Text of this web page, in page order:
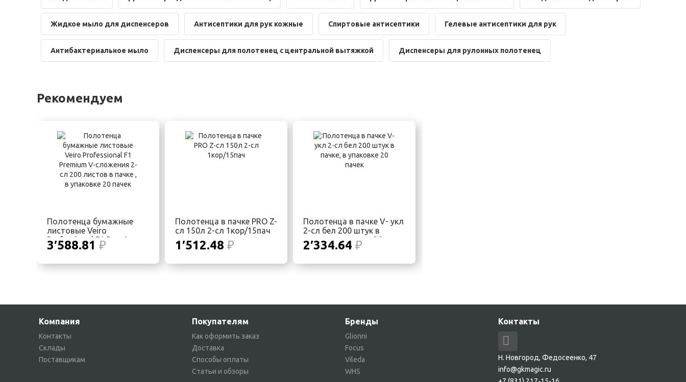
Жидкое мыло для диспенсеров Антисептики для рук кожные Спиртовые антисептики Гелевые антисептики для рук
Антибактериальное мыло Диспенсеры для полотенец с центральной вытяжкой Диспенсеры для рулонных полотенец
Рекомендуем
Полотенца бумажные
листовые Veiro
Professional F1 Premium
V-сложения 2-сл 200
упаковке 20 пачек
3′588.81 ₽
Полотенца в пачке PRO Z-
сл 150л 2-сл 1кор/15пач
1′512.48 ₽
Полотенца в пачке V- укл
2-сл бел 200 штук в
пачке, в упаковке 20
пачек
2′334.64 ₽
Компания
Контакты
Склады
Поставщикам
Покупателям
Как оформить заказ
Доставка
Способы оплаты
Статьи и обзоры
Бренды
Glionni
Focus
Vileda
WHS
Контакты
Н. Новгород, Федосеенко, 47
info@gkmagic.ru